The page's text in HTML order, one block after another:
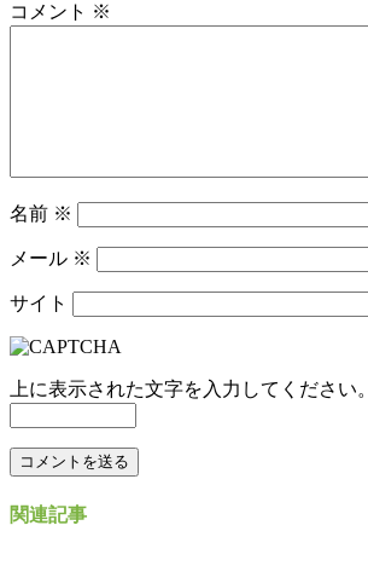
コメント ※
名前 ※
メール ※
サイト
上に表示された文字を入力してください。
関連記事